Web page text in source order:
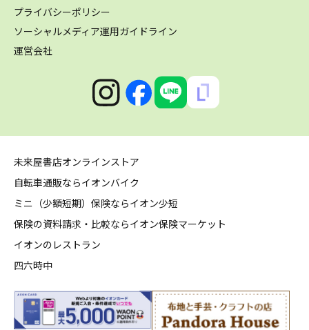
プライバシーポリシー
ソーシャルメディア運用ガイドライン
運営会社
未来屋書店オンラインストア
自転車通販ならイオンバイク
ミニ（少額短期）保険ならイオン少短
保険の資料請求・比較ならイオン保険マーケット
イオンのレストラン
四六時中